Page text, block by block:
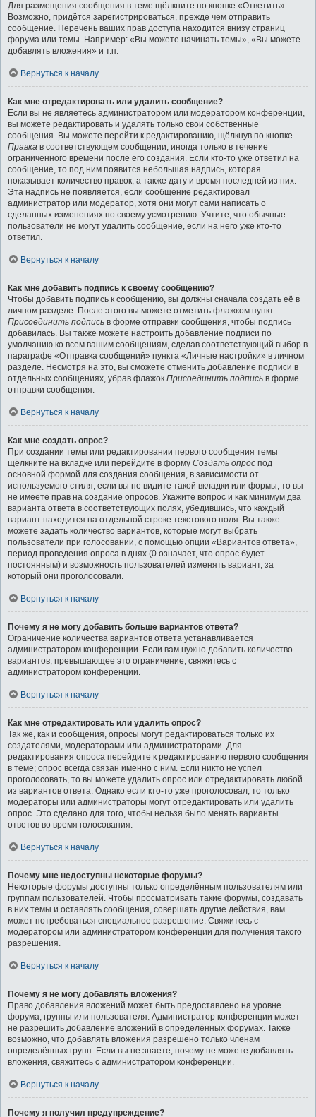
Для размещения сообщения в теме щёлкните по кнопке «Ответить».
Возможно, придётся зарегистрироваться, прежде чем отправить
сообщение. Перечень ваших прав доступа находится внизу страниц
форума или темы. Например: «Вы можете начинать темы», «Вы можете
добавлять вложения» и т.п.
Вернуться к началу
Как мне отредактировать или удалить сообщение?
Если вы не являетесь администратором или модератором конференции,
вы можете редактировать и удалять только свои собственные
сообщения. Вы можете перейти к редактированию, щёлкнув по кнопке
Правка в соответствующем сообщении, иногда только в течение
ограниченного времени после его создания. Если кто-то уже ответил на
сообщение, то под ним появится небольшая надпись, которая
показывает количество правок, а также дату и время последней из них.
Эта надпись не появляется, если сообщение редактировал
администратор или модератор, хотя они могут сами написать о
сделанных изменениях по своему усмотрению. Учтите, что обычные
пользователи не могут удалить сообщение, если на него уже кто-то
ответил.
Вернуться к началу
Как мне добавить подпись к своему сообщению?
Чтобы добавить подпись к сообщению, вы должны сначала создать её в
личном разделе. После этого вы можете отметить флажком пункт
Присоединить подпись в форме отправки сообщения, чтобы подпись
добавилась. Вы также можете настроить добавление подписи по
умолчанию ко всем вашим сообщениям, сделав соответствующий выбор в
параграфе «Отправка сообщений» пункта «Личные настройки» в личном
разделе. Несмотря на это, вы сможете отменить добавление подписи в
отдельных сообщениях, убрав флажок Присоединить подпись в форме
отправки сообщения.
Вернуться к началу
Как мне создать опрос?
При создании темы или редактировании первого сообщения темы
щёлкните на вкладке или перейдите в форму Создать опрос под
основной формой для создания сообщения, в зависимости от
используемого стиля; если вы не видите такой вкладки или формы, то вы
не имеете прав на создание опросов. Укажите вопрос и как минимум два
варианта ответа в соответствующих полях, убедившись, что каждый
вариант находится на отдельной строке текстового поля. Вы также
можете задать количество вариантов, которые могут выбрать
пользователи при голосовании, с помощью опции «Вариантов ответа»,
период проведения опроса в днях (0 означает, что опрос будет
постоянным) и возможность пользователей изменять вариант, за
который они проголосовали.
Вернуться к началу
Почему я не могу добавить больше вариантов ответа?
Ограничение количества вариантов ответа устанавливается
администратором конференции. Если вам нужно добавить количество
вариантов, превышающее это ограничение, свяжитесь с
администратором конференции.
Вернуться к началу
Как мне отредактировать или удалить опрос?
Так же, как и сообщения, опросы могут редактироваться только их
создателями, модераторами или администраторами. Для
редактирования опроса перейдите к редактированию первого сообщения
в теме; опрос всегда связан именно с ним. Если никто не успел
проголосовать, то вы можете удалить опрос или отредактировать любой
из вариантов ответа. Однако если кто-то уже проголосовал, то только
модераторы или администраторы могут отредактировать или удалить
опрос. Это сделано для того, чтобы нельзя было менять варианты
ответов во время голосования.
Вернуться к началу
Почему мне недоступны некоторые форумы?
Некоторые форумы доступны только определённым пользователям или
группам пользователей. Чтобы просматривать такие форумы, создавать
в них темы и оставлять сообщения, совершать другие действия, вам
может потребоваться специальное разрешение. Свяжитесь с
модератором или администратором конференции для получения такого
разрешения.
Вернуться к началу
Почему я не могу добавлять вложения?
Право добавления вложений может быть предоставлено на уровне
форума, группы или пользователя. Администратор конференции может
не разрешить добавление вложений в определённых форумах. Также
возможно, что добавлять вложения разрешено только членам
определённых групп. Если вы не знаете, почему не можете добавлять
вложения, свяжитесь с администратором конференции.
Вернуться к началу
Почему я получил предупреждение?